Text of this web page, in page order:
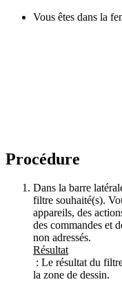
Vous êtes dans la
Procédure
Dans la barre
filtre souhaité(s).
appareils, des
des commandes et
non adressés.
Résultat
: Le résultat du
la zone de dessin.